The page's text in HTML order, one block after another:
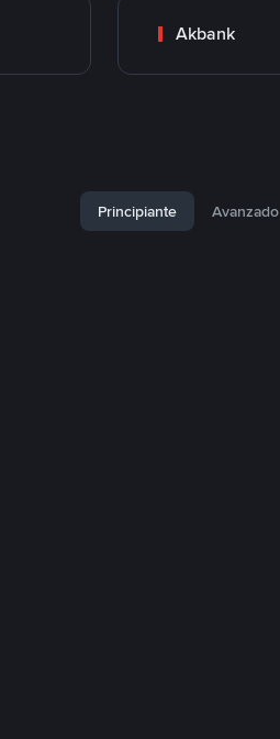
Akbank
Principiante Avanzado